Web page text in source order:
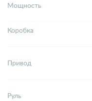
Мощность
Коробка
Привод
Руль